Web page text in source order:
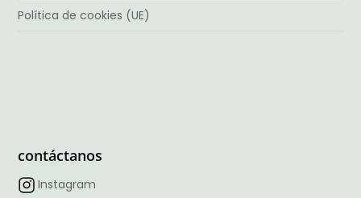
Política de cookies (UE)
contáctanos
Instagram